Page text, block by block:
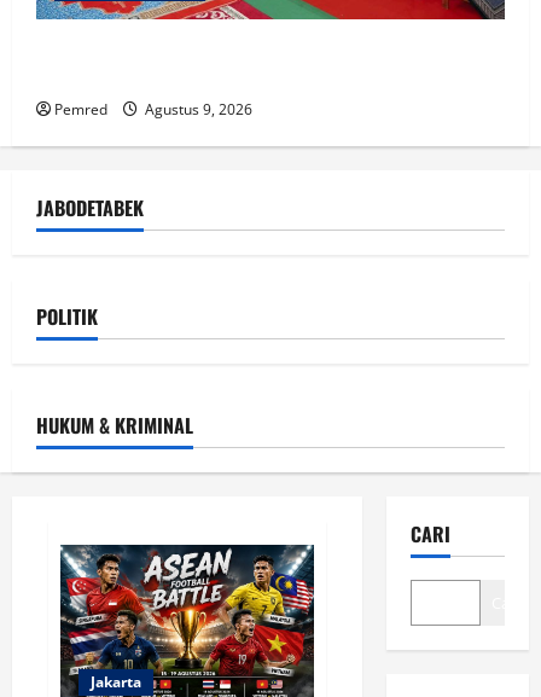
Pemred Agustus 9, 2026
JABODETABEK
POLITIK
HUKUM & KRIMINAL
Jakarta
CARI